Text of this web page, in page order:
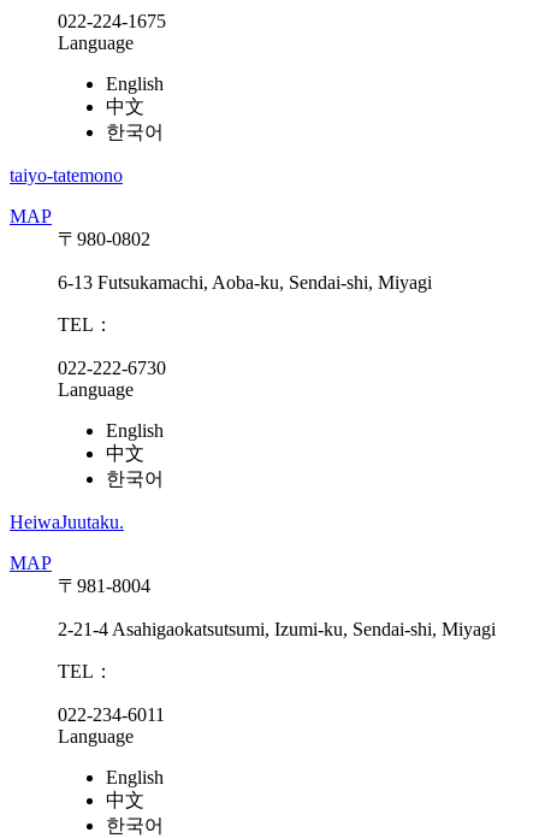
022-224-1675
Language
English
中文
한국어
taiyo-tatemono
MAP
〒980-0802
6-13 Futsukamachi, Aoba-ku, Sendai-shi, Miyagi
TEL：
022-222-6730
Language
English
中文
한국어
HeiwaJuutaku.
MAP
〒981-8004
2-21-4 Asahigaokatsutsumi, Izumi-ku, Sendai-shi, Miyagi
TEL：
022-234-6011
Language
English
中文
한국어